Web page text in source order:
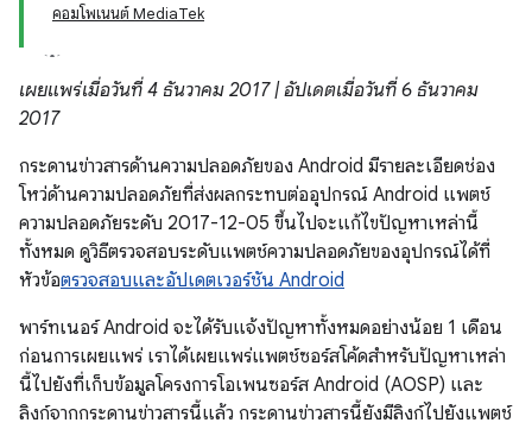
คอมโพเนนต์ MediaTek
เผยแพร่เมื่อวันที่ 4 ธันวาคม 2017 | อัปเดตเมื่อวันที่ 6 ธันวาคม
2017
กระดานข่าวสารด้านความปลอดภัยของ Android มีรายละเอียดช่อง
โหว่ด้านความปลอดภัยที่ส่งผลกระทบต่ออุปกรณ์ Android แพตช์
ความปลอดภัยระดับ 2017-12-05 ขึ้นไปจะแก้ไขปัญหาเหล่านี้
ทั้งหมด ดูวิธีตรวจสอบระดับแพตช์ความปลอดภัยของอุปกรณ์ได้ที่
หัวข้อตรวจสอบและอัปเดตเวอร์ชัน Android
พาร์ทเนอร์ Android จะได้รับแจ้งปัญหาทั้งหมดอย่างน้อย 1 เดือน
ก่อนการเผยแพร่ เราได้เผยแพร่แพตช์ซอร์สโค้ดสำหรับปัญหาเหล่า
นี้ไปยังที่เก็บข้อมูลโครงการโอเพนซอร์ส Android (AOSP) และ
ลิงก์จากกระดานข่าวสารนี้แล้ว กระดานข่าวสารนี้ยังมีลิงก์ไปยังแพตช์